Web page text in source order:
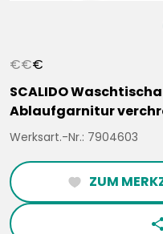
€€€
SCALIDO
Ablaufgarnitur
Werksart.-Nr.: 7904603
heartFilled ZUM
share